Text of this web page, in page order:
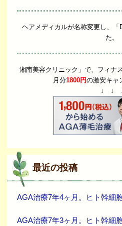
ヘアメディカルが名称変更し、「
た。
湘南美容クリニック」で、フィナ
月分1800円の激安キャ
↓ ↓
最近の投稿
AGA治療7年4ヶ月。ヒト幹細
AGA治療7年3ヶ月。ヒト幹細